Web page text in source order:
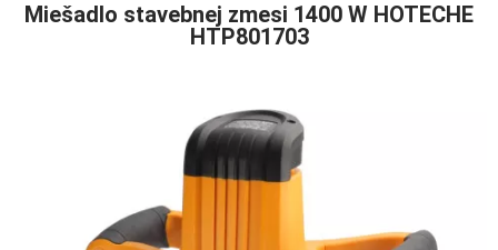
Miešadlo stavebnej zmesi 1400 W HOTECHE
HTP801703